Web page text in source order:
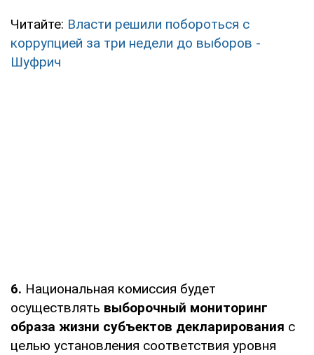
Читайте: Власти решили побороться с
коррупцией за три недели до выборов -
Шуфрич
6. Национальная комиссия будет
осуществлять выборочный мониторинг
образа жизни субъектов декларирования с
целью установления соответствия уровня